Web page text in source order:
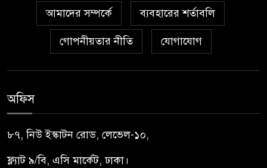
আমাদের সম্পর্কে ব্যবহারের শর্তাবলি
গোপনীয়তার নীতি যোগাযোগ
অফিস
৮৭, নিউ ইস্কাটন রোড, লেভেল-১০,
ফ্ল্যাট ৯/বি, এসি মার্কেট, ঢাকা।